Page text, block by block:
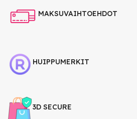
MAKSUVAIHTOEHDOT
HUIPPUMERKIT
3D SECURE